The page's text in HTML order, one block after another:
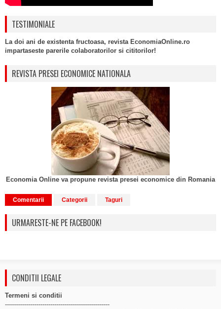
TESTIMONIALE
La doi ani de existenta fructoasa, revista EconomiaOnline.ro
impartaseste parerile colaboratorilor si cititorilor!
REVISTA PRESEI ECONOMICE NATIONALA
Economia Online va propune revista presei economice din Romania
Comentarii Categorii Taguri
URMARESTE-NE PE FACEBOOK!
CONDITII LEGALE
Termeni si conditii
-----------------------------------------------------